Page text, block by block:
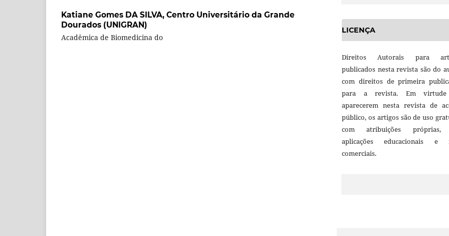
Katiane Gomes DA SILVA, Centro Universitário da Grande
Dourados (UNIGRAN)
Acadêmica de Biomedicina do
LICENÇA
Direitos Autorais para
publicados nesta revista são do
com direitos de primeira
para a revista. Em
aparecerem nesta revista de
público, os artigos são de uso
com atribuições próprias,
aplicações educacionais e
comerciais.